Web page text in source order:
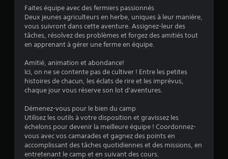
Faites équipe avec des fermiers passionnés
Deux jeunes agriculteurs en herbe, uniques à leur manière,
vous suivront dans cette aventure. Assignez-leur des
tâches, résolvez des problèmes et forgez des amitiés tout
en apprenant à gérer une ferme en équipe.
Amitié, animation et abondance!
Ici, on ne se contente pas de cultiver ! Entre les petites
histoires de chacun, les éclats de rire et les imprévus,
chaque jour vous réserve son lot d'aventures.
Démenez-vous pour le bien du camp
Utilisez les outils à votre disposition et gravissez les
échelons pour devenir la meilleure équipe ! Coordonnez-
vous avec vos camarades et gagnez des points en
accomplissant des tâches quotidiennes et des missions, en
entretenant le camp et en suivant des cours.